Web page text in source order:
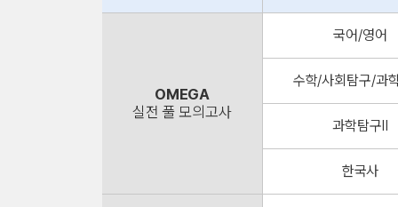
OMEGA
실전 풀 모의고사
국어/영어
수학/사회탐구/과
과학탐구Ⅱ
한국사